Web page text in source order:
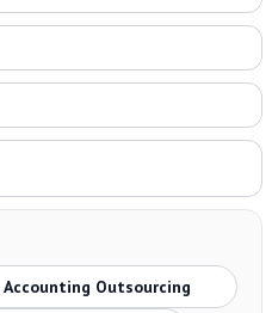
Outsourcing